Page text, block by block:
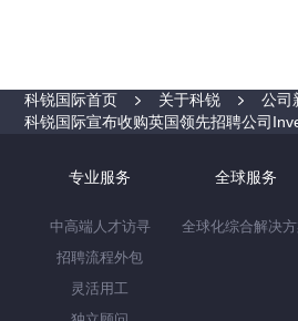
科锐国际首页 关于科锐 公司
科锐国际宣布收购英国领先招聘公司
专业服务
中高端人才访寻
招聘流程外包
灵活用工
全球服务
全球化综合解决